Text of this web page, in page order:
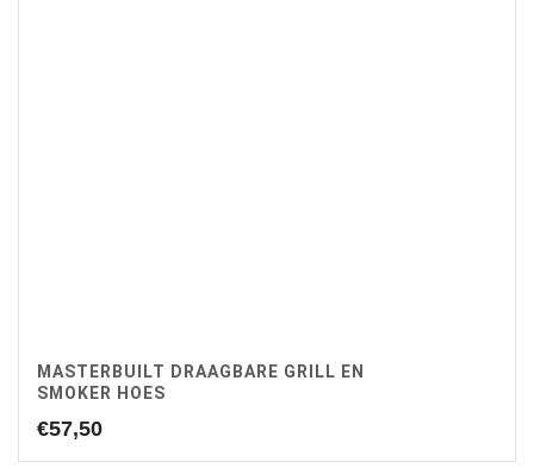
MASTERBUILT DRAAGBARE GRILL EN
SMOKER HOES
€57,50